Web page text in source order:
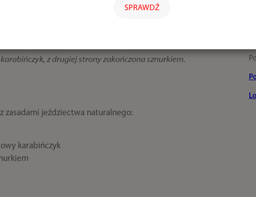
SPRAWDŹ
z drugiej strony zakończona sznurkiem.
zasadami jeździectwa naturalnego:
karabińczyk